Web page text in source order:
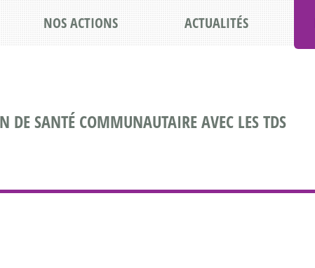
DE SANTÉ COMMUNAUTAIRE AVEC LES TDS
NOS ACTIONS ACTUALITÉS